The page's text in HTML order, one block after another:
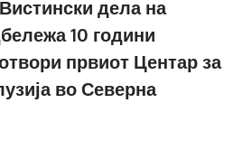
дела на
10 години
првиот Центар за
во Северна